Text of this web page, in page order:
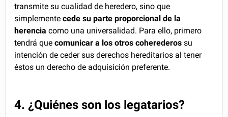
transmite su cualidad de heredero, sino que
simplementecede su parte proporcional de la
herencia como una universalidad. Para ello, primero
tendrá quecomunicar a los otros coherederos su
intención de ceder sus derechos hereditarios al tener
éstos un derecho de adquisición preferente.
4. ¿Quiénes son los legatarios?